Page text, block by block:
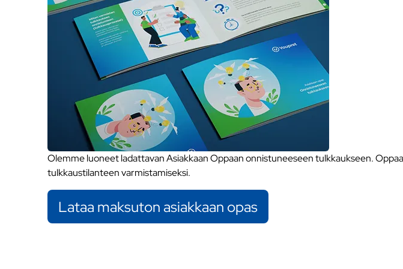
Olemme luoneet ladattavan Asiakkaan Oppaan onnistuneeseen tulkkaukseen.
tulkkaustilanteen varmistamiseksi.
Lataa maksuton asiakkaan opas